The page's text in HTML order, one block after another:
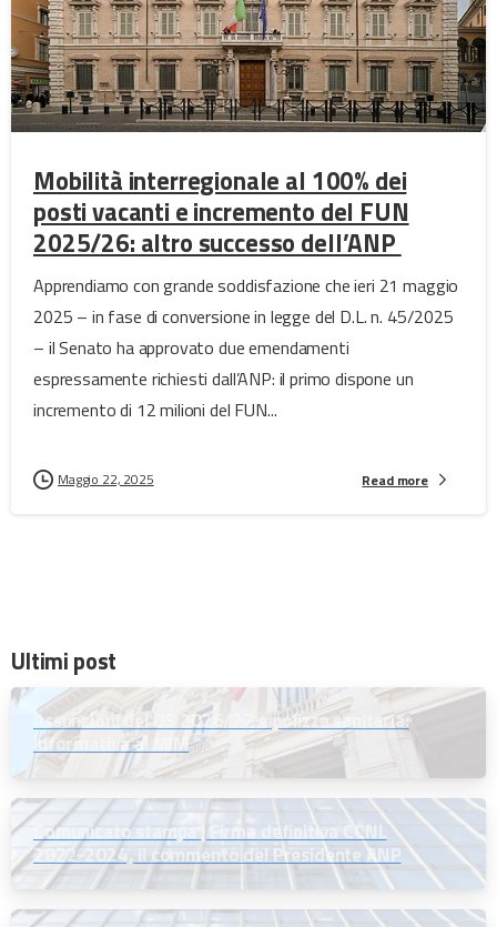
Mobilità interregionale al 100% dei
posti vacanti e incremento del FUN
2025/26: altro successo dell’ANP
Apprendiamo con grande soddisfazione che ieri 21 maggio
2025 – in fase di conversione in legge del D.L. n. 45/2025
– il Senato ha approvato due emendamenti
espressamente richiesti dall’ANP: il primo dispone un
incremento di 12 milioni del FUN...
Maggio 22, 2025 Read more
Ultimi post
Assunzioni dei DS 2026/27 e polizza sanitaria:
informativa al MIM
Comunicato stampa | Firma definitiva CCNL
2022-2024, il commento del Presidente ANP